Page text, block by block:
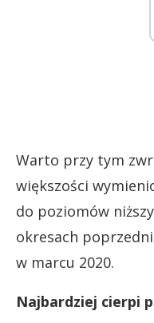
Warto przy tym
większości
do poziomów
okresach
w marcu 2020.
Najbardziej cierpi